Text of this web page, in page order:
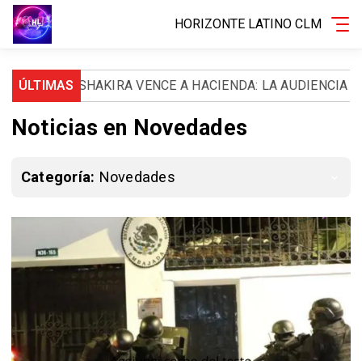
HORIZONTE LATINO CLM
ÚLTIMASSHAKIRA VENCE A HACIENDA: LA AUDIENCIA
Noticias en Novedades
Categoría: Novedades